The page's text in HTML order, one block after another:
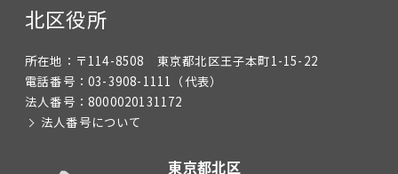
北区役所
所在地： 〒114-8508 東京都北区王子本町1-15-22
電話番号： 03-3908-1111 （代表）
法人番号： 8000020131172
法人番号について